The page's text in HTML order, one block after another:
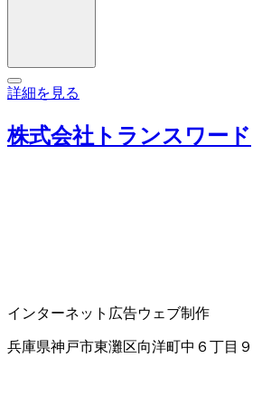
詳細を見る
株式会社トランスワード
インターネット広告ウェブ制作
兵庫県神戸市東灘区向洋町中６丁目９